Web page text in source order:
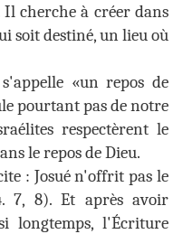
Il cherche à créer dans
soit destiné, un lieu où
«un repos de
pourtant pas de notre
respectèrent le
le repos de Dieu.
: Josué n'offrit pas le
7, 8). Et après avoir
longtemps, l'Écriture